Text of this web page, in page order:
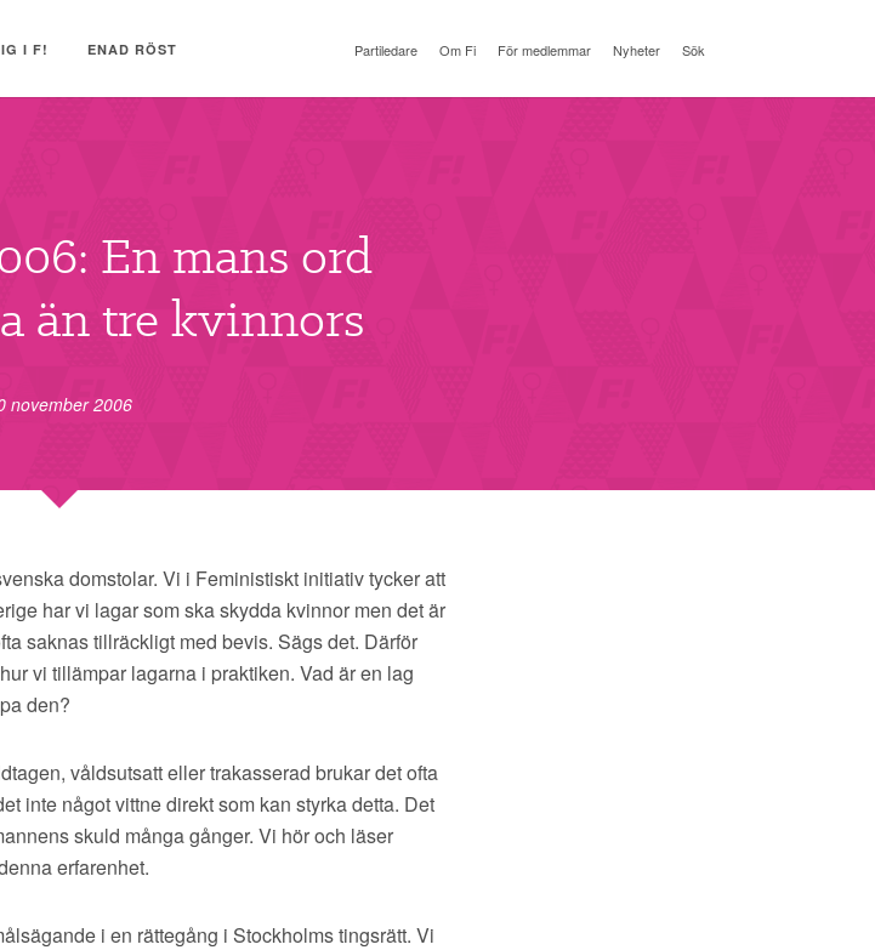
I F! ENAD RÖST Partiledare Om Fi För medlemmar Nyheter Sök
En mans ord
än tre kvinnors
november 2006
domstolar. Vi i Feministiskt initiativ tycker att
har vi lagar som ska skydda kvinnor men det är
saknas tillräckligt med bevis. Sägs det. Därför
vi tillämpar lagarna i praktiken. Vad är en lag
den?
våldsutsatt eller trakasserad brukar det ofta
inte något vittne direkt som kan styrka detta. Det
skuld många gånger. Vi hör och läser
erfarenhet.
i en rättegång i Stockholms tingsrätt. Vi